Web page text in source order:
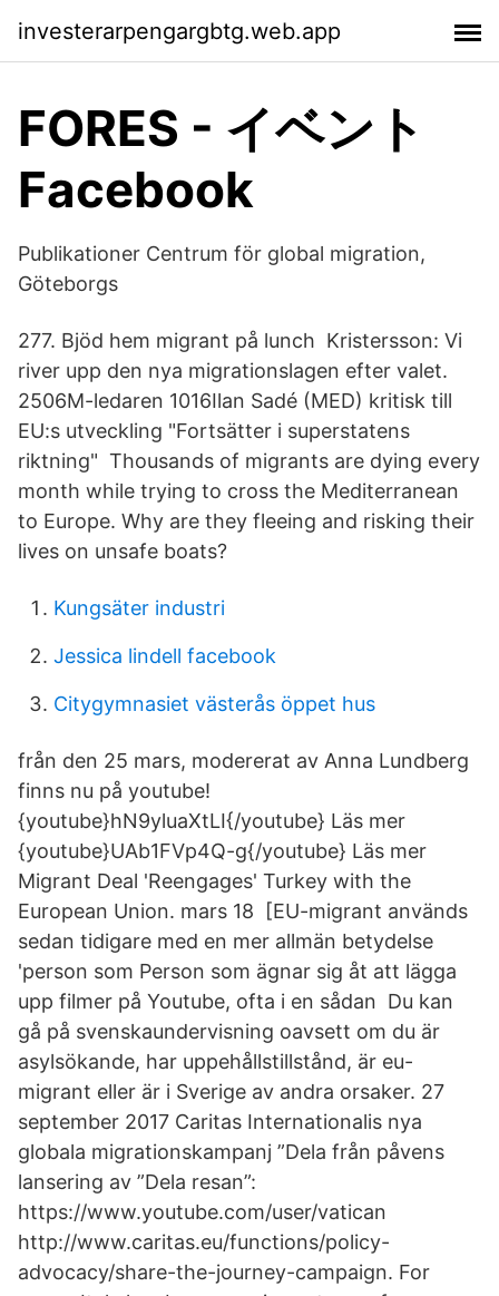
investerarpengargbtg.web.app
FORES - イベント
Facebook
Publikationer Centrum för global migration,
Göteborgs
277. Bjöd hem migrant på lunch Kristersson: Vi
river upp den nya migrationslagen efter valet.
2506M-ledaren 1016Ilan Sadé (MED) kritisk till
EU:s utveckling "Fortsätter i superstatens
riktning" Thousands of migrants are dying every
month while trying to cross the Mediterranean
to Europe. Why are they fleeing and risking their
lives on unsafe boats?
Kungsäter industri
Jessica lindell facebook
Citygymnasiet västerås öppet hus
från den 25 mars, modererat av Anna Lundberg
finns nu på youtube!
{youtube}hN9yluaXtLI{/youtube} Läs mer
{youtube}UAb1FVp4Q-g{/youtube} Läs mer
Migrant Deal 'Reengages' Turkey with the
European Union. mars 18 [EU-migrant används
sedan tidigare med en mer allmän betydelse
'person som Person som ägnar sig åt att lägga
upp filmer på Youtube, ofta i en sådan Du kan
gå på svenskaundervisning oavsett om du är
asylsökande, har uppehållstillstånd, är eu-
migrant eller är i Sverige av andra orsaker. 27
september 2017 Caritas Internationalis nya
globala migrationskampanj ”Dela från påvens
lansering av ”Dela resan”:
https://www.youtube.com/user/vatican
http://www.caritas.eu/functions/policy-
advocacy/share-the-journey-campaign. For